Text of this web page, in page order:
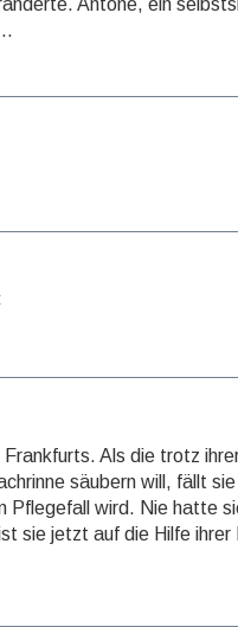
Antone, ein
Als die trotz
säubern will, fällt
Pflegefall wird. Nie hatte
sie jetzt auf die Hilfe ihrer